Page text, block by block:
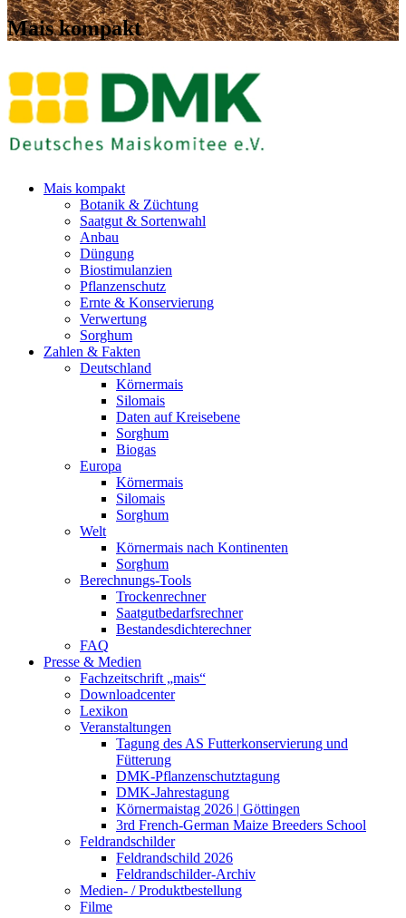
Mais kompakt
Mais kompakt
Botanik & Züchtung
Saatgut & Sortenwahl
Anbau
Düngung
Biostimulanzien
Pflanzenschutz
Ernte & Konservierung
Verwertung
Sorghum
Zahlen & Fakten
Deutschland
Körnermais
Silomais
Daten auf Kreisebene
Sorghum
Biogas
Europa
Körnermais
Silomais
Sorghum
Welt
Körnermais nach Kontinenten
Sorghum
Berechnungs-Tools
Trockenrechner
Saatgutbedarfsrechner
Bestandesdichterechner
FAQ
Presse & Medien
Fachzeitschrift „mais“
Downloadcenter
Lexikon
Veranstaltungen
Tagung des AS Futterkonservierung und
Fütterung
DMK-Pflanzenschutztagung
DMK-Jahrestagung
Körnermaistag 2026 | Göttingen
3rd French-German Maize Breeders School
Feldrandschilder
Feldrandschild 2026
Feldrandschilder-Archiv
Medien- / Produktbestellung
Filme